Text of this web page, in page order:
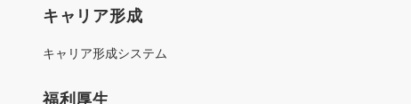
キャリア形成
キャリア形成システム
福利厚生